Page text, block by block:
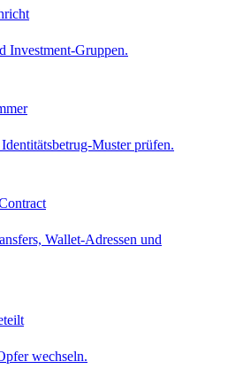
Investment-Gruppen.
Muster prüfen.
Wallet-Adressen und
wechseln.